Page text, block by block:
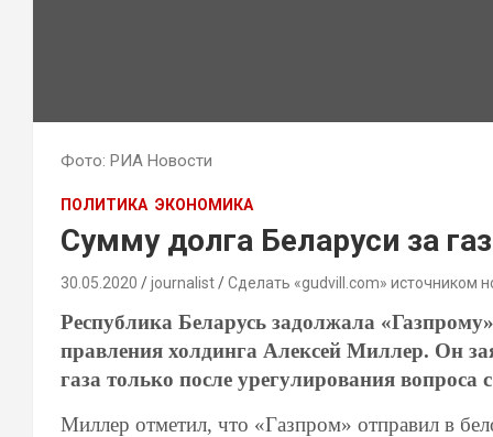
Фото: РИА Новости
ПОЛИТИКА ЭКОНОМИКА
Сумму долга Беларуси за
30.05.2020 journalist Сделать «gudvill.com» источником
Республика Беларусь задолжала
правления холдинга Алексей Миллер. Он
газа только после урегулирования вопроса
Миллер отметил, что «Газпром» отправил в